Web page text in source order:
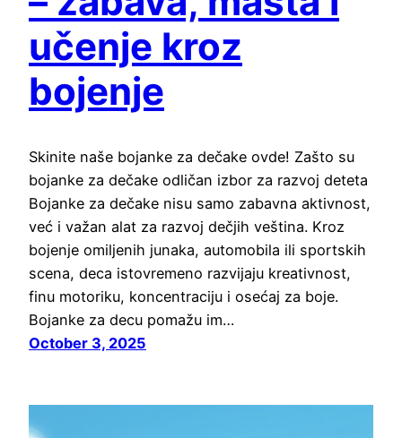
učenje kroz
bojenje
Skinite naše bojanke za dečake ovde! Zašto su
bojanke za dečake odličan izbor za razvoj deteta
Bojanke za dečake nisu samo zabavna aktivnost,
već i važan alat za razvoj dečjih veština. Kroz
bojenje omiljenih junaka, automobila ili sportskih
scena, deca istovremeno razvijaju kreativnost,
finu motoriku, koncentraciju i osećaj za boje.
Bojanke za decu pomažu im…
October 3, 2025